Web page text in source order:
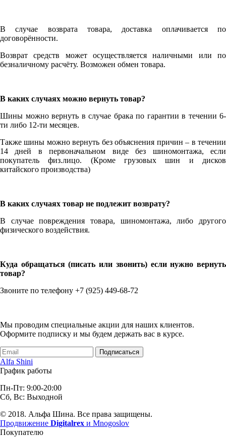
В случае возврата товара, доставка оплачивается по
договорённости.
Возврат средств может осуществляется наличными или по
безналичному расчёту. Возможен обмен товара.
В каких случаях можно вернуть товар?
Шины можно вернуть в случае брака по гарантии в течении 6-
ти либо 12-ти месяцев.
Также шины можно вернуть без объяснения причин – в течении
14 дней в первоначальном виде без шиномонтажа, если
покупатель физ.лицо. (Кроме грузовых шин и дисков
китайского производства)
В каких случаях товар не подлежит возврату?
В случае повреждения товара, шиномонтажа, либо другого
физического воздействия.
Куда обращаться (писать или звонить) если нужно вернуть
товар?
Звоните по телефону +7 (925) 449-68-72
Мы проводим специальные акции для наших клиентов.
Оформите подписку и мы будем держать вас в курсе.
Подписаться
Alfa Shini
График работы
Пн-Пт: 9:00-20:00
Сб, Вс: Выходной
© 2018. Альфа Шина. Все права защищены.
Продвижение Digitalrex и Mnogoslov
Покупателю